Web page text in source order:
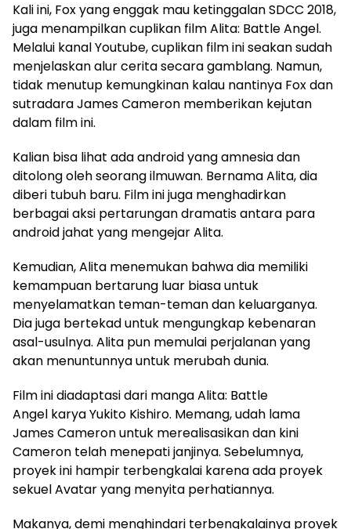
Kali ini, Fox yang enggak mau ketinggalan SDCC 2018,
juga menampilkan cuplikan film Alita: Battle Angel.
Melalui kanal Youtube, cuplikan film ini seakan sudah
menjelaskan alur cerita secara gamblang. Namun,
tidak menutup kemungkinan kalau nantinya Fox dan
sutradara James Cameron memberikan kejutan
dalam film ini.
Kalian bisa lihat ada android yang amnesia dan
ditolong oleh seorang ilmuwan. Bernama Alita, dia
diberi tubuh baru. Film ini juga menghadirkan
berbagai aksi pertarungan dramatis antara para
android jahat yang mengejar Alita.
Kemudian, Alita menemukan bahwa dia memiliki
kemampuan bertarung luar biasa untuk
menyelamatkan teman-teman dan keluarganya.
Dia juga bertekad untuk mengungkap kebenaran
asal-usulnya. Alita pun memulai perjalanan yang
akan menuntunnya untuk merubah dunia.
Film ini diadaptasi dari manga Alita: Battle
Angel karya Yukito Kishiro. Memang, udah lama
James Cameron untuk merealisasikan dan kini
Cameron telah menepati janjinya. Sebelumnya,
proyek ini hampir terbengkalai karena ada proyek
sekuel Avatar yang menyita perhatiannya.
Makanya, demi menghindari terbengkalainya proyek